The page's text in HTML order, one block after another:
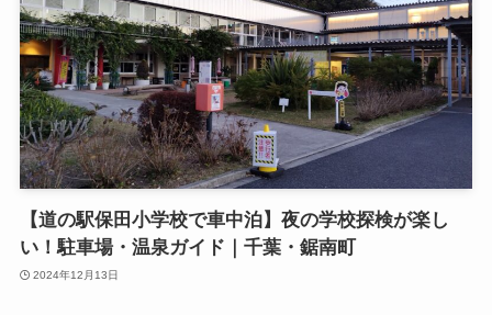
【道の駅保田小学校で車中泊】夜の学校探検が楽し
い！駐車場・温泉ガイド｜千葉・鋸南町
2024年12月13日